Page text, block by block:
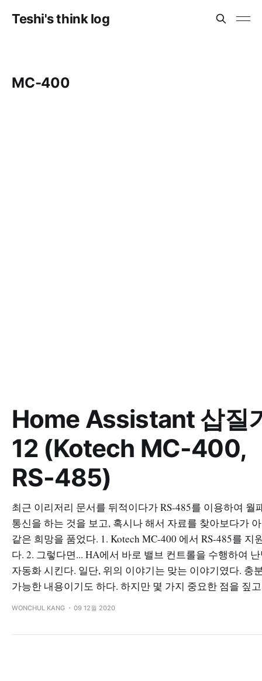
Teshi's think log
MC-400
Home Assistant 삽질
12 (Kotech MC-400,
RS-485)
최근 이리저리 문서를 뒤적이다가 RS-485를 이용하여 월
통신을 하는 것을 보고, 혹시나 해서 자료를 찾아보다가
같은 희망을 품었다. 1. Kotech MC-400 에서 RS-485를 지
다. 2. 그렇다면... HA에서 바로 밸브 컨트롤을 수행하여
자동화 시킨다. 일단, 위의 이야기는 맞는 이야기였다. 충
가능한 내용이기도 하다. 하지만 몇 가지 중요한 점을 짚고
WONCHUL KANG 09 12월 2020